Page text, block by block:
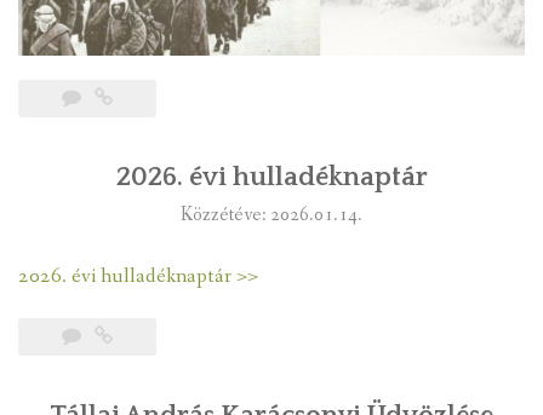
2026. évi hulladéknaptár
Közzétéve: 2026.01.14.
2026. évi hulladéknaptár >>